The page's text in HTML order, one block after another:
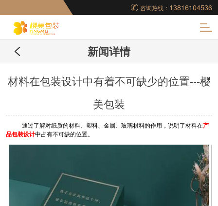
咨询热线： 13816104536
妆品包装盒工厂,高档
包装盒定制,创意包装
新闻详情
材料在包装设计中有着不可缺少的位置---樱
美包装
通过了解对纸质的材料、塑料、金属、玻璃材料的作用，说明了材料在产
品包装设计中占有不可缺的位置。